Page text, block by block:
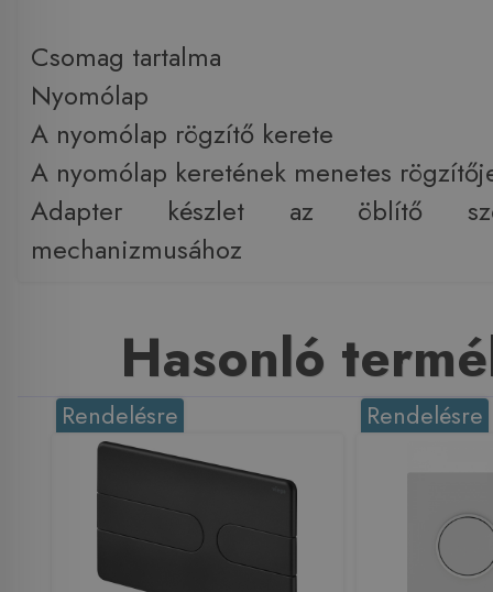
Csomag tartalma
Nyomólap
A nyomólap rögzítő kerete
A nyomólap keretének menetes
Adapter készlet az öblítő
mechanizmusához
Hasonló
Rendelésre Rendelésre